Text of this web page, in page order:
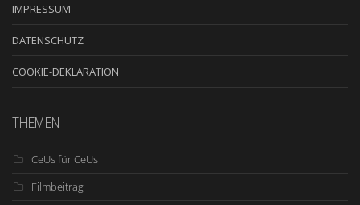
IMPRESSUM
DATENSCHUTZ
COOKIE-DEKLARATION
THEMEN
CeUs für CeUs
Filmbeitrag